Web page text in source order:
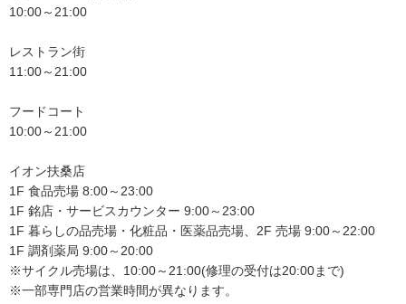
10:00～21:00
レストラン街
11:00～21:00
フードコート
10:00～21:00
イオン扶桑店
1F 食品売場 8:00～23:00
1F 銘店・サービスカウンター 9:00～23:00
1F 暮らしの品売場・化粧品・医薬品売場、2F 売場 9:00～22:00
1F 調剤薬局 9:00～20:00
※サイクル売場は、10:00～21:00(修理の受付は20:00まで)
※一部専門店の営業時間が異なります。